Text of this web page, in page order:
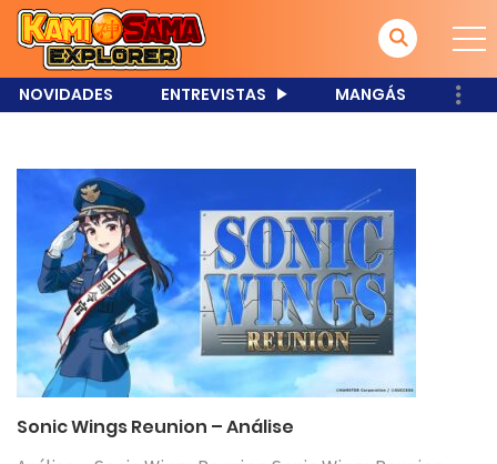
NOVIDADES ENTREVISTAS MANGÁS
Sonic Wings Reunion – Análise